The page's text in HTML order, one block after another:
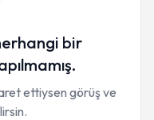
bir
ettiysen görüş ve